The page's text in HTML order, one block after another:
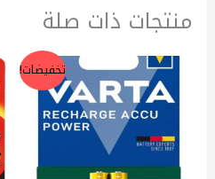
منتجات ذات صلة
تخفيضات! السعر
الأصلي
هو:
225,00 EGP.
السعر
الحالي
هو:
195,00 EGP.